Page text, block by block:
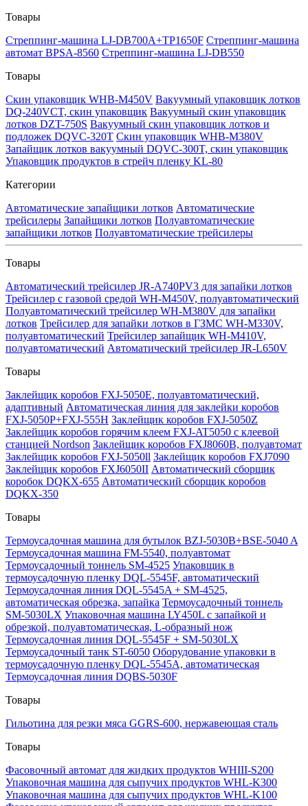
Товары
Стреппинг-машина LJ-DB700A+TP1650F Стреппинг-машина
автомат BPSA-8560 Стреппинг-машина LJ-DB550
Товары
Скин упаковщик WHB-M450V Вакуумный упаковщик лотков
DQ-240VCT, скин упаковщик Вакуумный скин упаковщик
лотков DZT-750S Вакуумный скин упаковщик лотков и
подложек DQVC-320T Скин упаковщик WHB-M380V
Запайщик лотков вакуумный DQVC-300T, скин упаковщик
Упаковщик продуктов в стрейч пленку KL-80
Категории
Автоматические запайщики лотков Автоматические
трейсилеры Запайщики лотков Полуавтоматические
запайщики лотков Полуавтоматические трейсилеры
Товары
Автоматический трейсилер JR-A740PV3 для запайки лотков
Трейсилер с газовой средой WH-M450V, полуавтоматический
Полуавтоматический трейсилер WH-M380V для запайки
лотков Трейсилер для запайки лотков в ГЗМС WH-M330V,
полуавтоматический Трейсилер запайщик WH-M410V,
полуавтоматический Автоматический трейсилер JR-L650V
Товары
Заклейщик коробов FXJ-5050E, полуавтоматический,
адаптивный Автоматическая линия для заклейки коробов
FXJ-5050P+FXJ-555H Заклейщик коробов FXJ-5050Z
Заклейщик коробов горячим клеем FXJ-AT5050 с клеевой
станцией Nordson Заклейщик коробов FXJ8060B, полуавтомат
Заклейщик коробов FXJ-5050ll Заклейщик коробов FXJ7090
Заклейщик коробов FXJ6050II Автоматический сборщик
коробок DQKX-655 Автоматический сборщик коробов
DQKX-350
Товары
Термоусадочная машина для бутылок BZJ-5030B+BSE-5040 A
Термоусадочная машина FM-5540, полуавтомат
Термоусадочный тоннель SM-4525 Упаковщик в
термоусадочную пленку DQL-5545F, автоматический
Термоусадочная линия DQL-5545A + SM-4525,
автоматическая обрезка, запайка Термоусадочный тоннель
SM-5030LX Упаковочная машина LY450L с запайкой и
обрезкой, полуавтоматическая, L-образный нож
Термоусадочная линия DQL-5545F + SM-5030LX
Термоусадочный танк ST-6050 Оборудование упаковки в
термоусадочную пленку DQL-5545A, автоматическая
Термоусадочная линия DQBS-5030F
Товары
Гильотина для резки мяса GGRS-600, нержавеющая сталь
Товары
Фасовочный автомат для жидких продуктов WHIII-S200
Упаковочная машина для сыпучих продуктов WHL-K300
Упаковочная машина для сыпучих продуктов WHL-K100